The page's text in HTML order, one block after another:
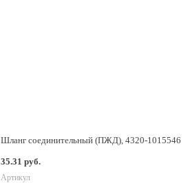
Шланг соединительный (ПЖД), 4320-1015546
35.31 руб.
Артикул